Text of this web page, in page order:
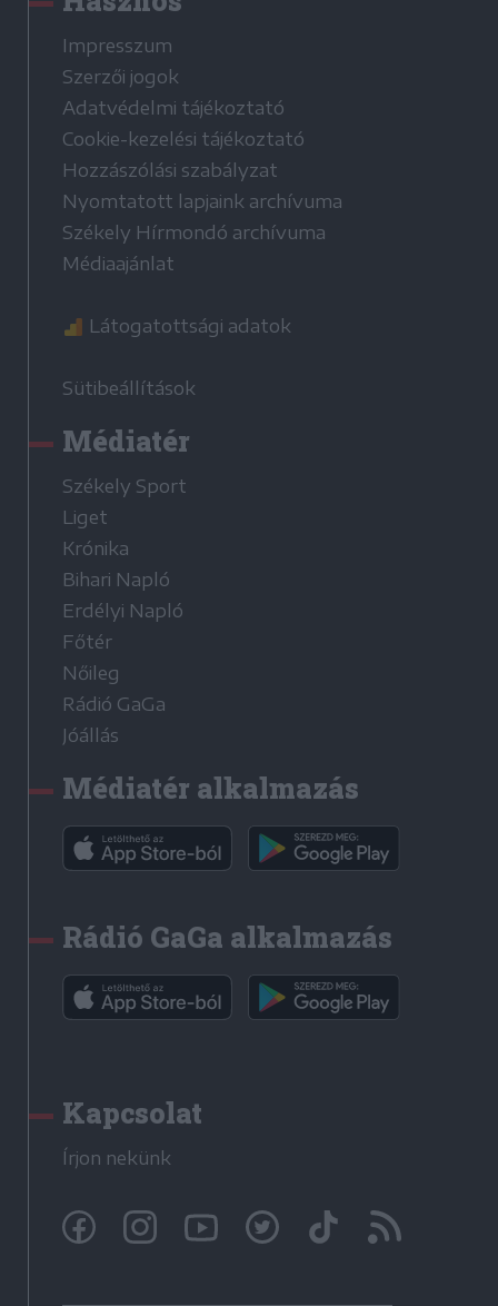
Impresszum
Szerzői jogok
Adatvédelmi tájékoztató
Cookie-kezelési tájékoztató
Hozzászólási szabályzat
Nyomtatott lapjaink archívuma
Székely Hírmondó archívuma
Médiaajánlat
Látogatottsági adatok
Sütibeállítások
Médiatér
Székely Sport
Liget
Krónika
Bihari Napló
Erdélyi Napló
Főtér
Nőileg
Rádió GaGa
Jóállás
Médiatér alkalmazás
Rádió GaGa alkalmazás
Kapcsolat
Írjon nekünk